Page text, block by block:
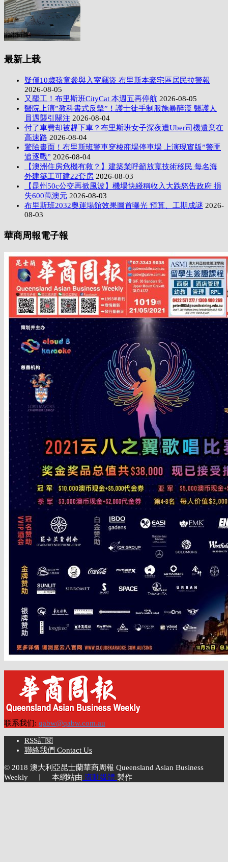
最新上载
疑僅10歲孩童參與入室竊盜 布里斯本豪宅區居民拉警報
2026-08-05
又罷工！布里斯班CityCat 本週五再停航 2026-08-05
醫院上演”教科書式反擊”！護士徒手制服施暴醉漢 醫護人
員遇襲引關注 2026-08-04
付了車費却被趕下車？布里斯班女子深夜遭Uber司機遺棄在
高速路 2026-08-04
驚險畫面！布里斯班警車穿梭商場停車場 上演現實版”警匪
追逐戰” 2026-08-04
【澳洲住房危機有救？】建築業呼籲放寬技術移民 每名海
外建築工可建22套房 2026-08-03
【昆州50c公交再掀風波】機場快綫稱收入大跌怒告政府 損
失600萬澳元 2026-08-03
布里斯班2032奧運場館效果圖首曝光 預算、工期成謎 2026-
08-03
華商周報電子報
联系我们: qabw@qabw.com.au
RSS訂閱
聯絡我們 Contact Us
© 2018 澳大利亞昆士蘭華商周報 Queensland Asian Business
Weekly ︱ 本網站由 流動媒體 製作